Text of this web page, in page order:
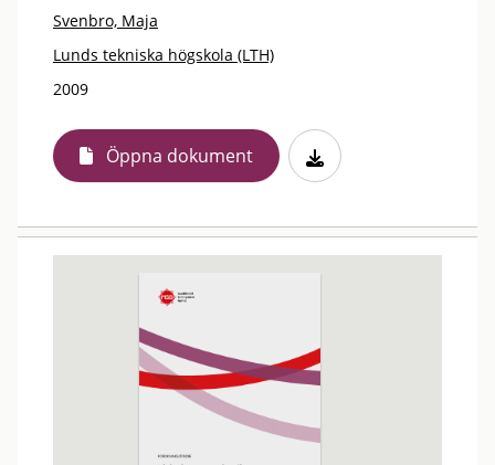
Svenbro, Maja
Lunds tekniska högskola (LTH)
2009
Öppna dokument